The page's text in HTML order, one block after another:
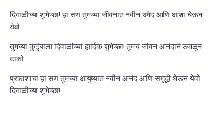
दिवाळीच्या शुभेच्छा! हा सण तुमच्या जीवनात नवीन उमेद आणि आशा घेऊन
येवो.
तुमच्या कुटुंबाला दिवाळीच्या हार्दिक शुभेच्छा! तुमचं जीवन आनंदाने उजळून
टाको.
प्रकाशाचा हा सण तुमच्या आयुष्यात नवीन आनंद आणि समृद्धी घेऊन येवो.
दिवाळीच्या शुभेच्छा!